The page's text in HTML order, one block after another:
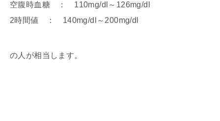
空腹時血糖 ： 110mg/dl～126mg/dl
2時間値 ： 140mg/dl～200mg/dl
の人が相当します。